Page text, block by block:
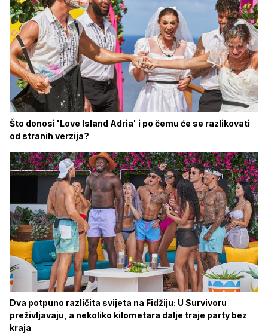
Što donosi 'Love Island Adria' i po čemu će se razlikovati
od stranih verzija?
Dva potpuno različita svijeta na Fidžiju: U Survivoru
preživljavaju, a nekoliko kilometara dalje traje party bez
kraja